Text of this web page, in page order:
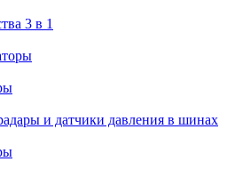
3 в 1
и датчики давления в шинах